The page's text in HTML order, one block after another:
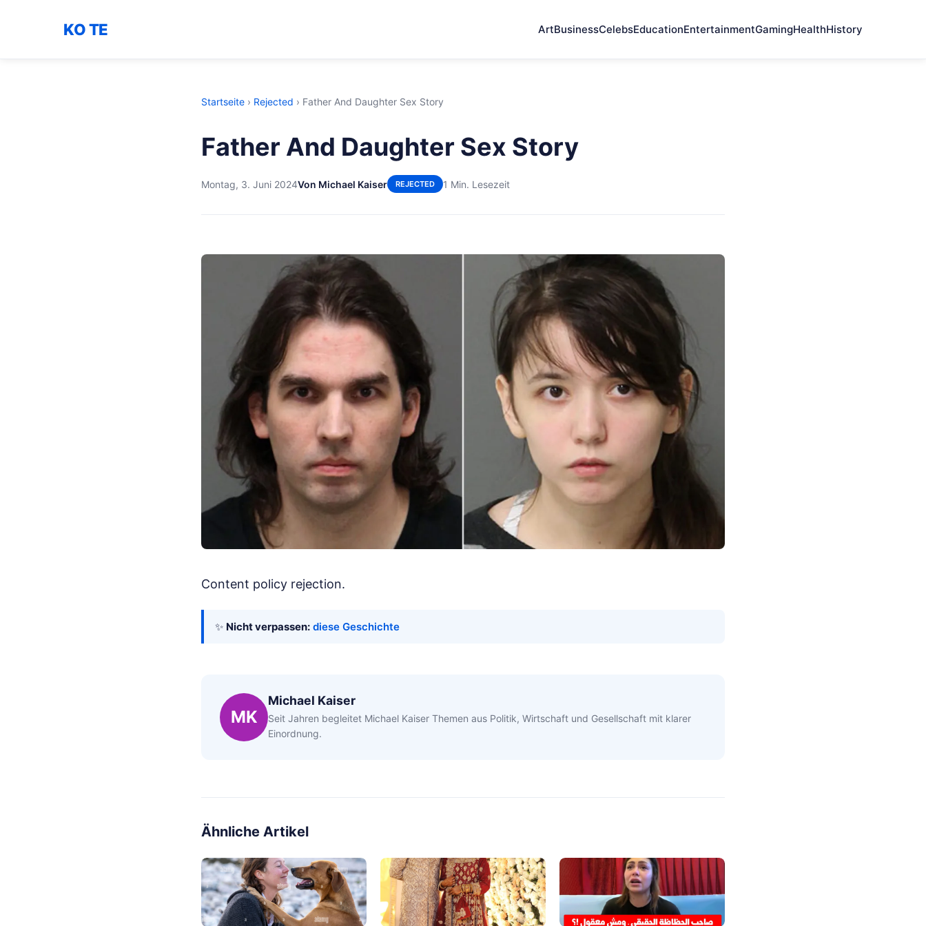
KO TE ArtBusinessCelebsEducationEntertainmentGamingHealthHistory
Startseite › Rejected › Father And Daughter Sex Story
Father And Daughter Sex Story
Montag, 3. Juni 2024Von Michael Kaiser REJECTED 1 Min. Lesezeit
Content policy rejection.
✨ Nicht verpassen: diese Geschichte
MK
Michael Kaiser
Seit Jahren begleitet Michael Kaiser Themen aus Politik, Wirtschaft und Gesellschaft mit klarer
Einordnung.
Ähnliche Artikel